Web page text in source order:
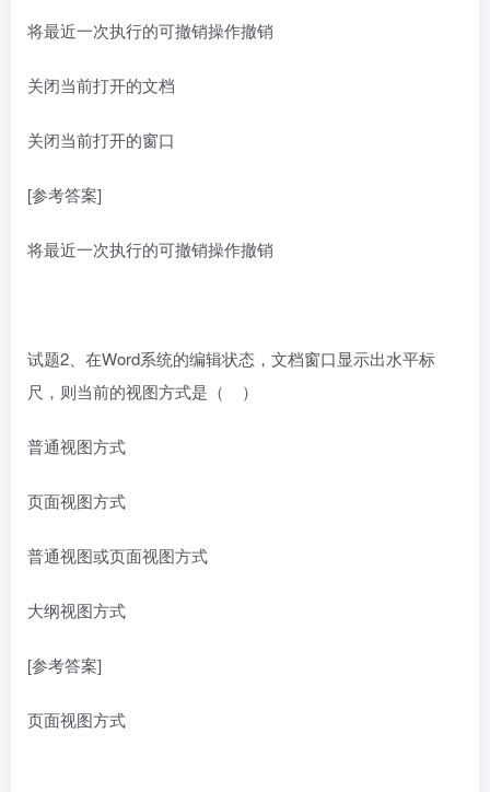
将最近一次执行的可撤销操作撤销
关闭当前打开的文档
关闭当前打开的窗口
[参考答案]
将最近一次执行的可撤销操作撤销
试题2、在Word系统的编辑状态，文档窗口显示出水平标
尺，则当前的视图方式是（ ）
普通视图方式
页面视图方式
普通视图或页面视图方式
大纲视图方式
[参考答案]
页面视图方式